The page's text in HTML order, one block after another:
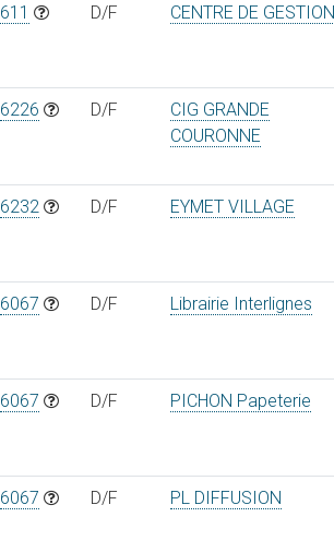
611 D/F CENTRE DE GESTION
6226 D/F
CIG GRANDE
COURONNE
6232 D/F EYMET VILLAGE
6067 D/F Librairie Interlignes
6067 D/F PICHON Papeterie
6067 D/F PL DIFFUSION